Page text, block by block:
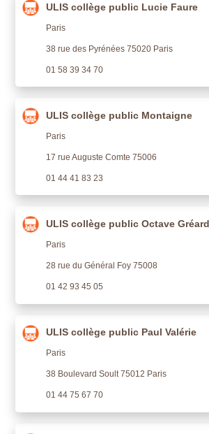
ULIS collège public Lucie Faure
Paris
38 rue des Pyrénées 75020 Paris
01 58 39 34 70
ULIS collège public Montaigne
Paris
17 rue Auguste Comte 75006
01 44 41 83 23
ULIS collège public Octave Gréard
Paris
28 rue du Général Foy 75008
01 42 93 45 05
ULIS collège public Paul Valérie
Paris
38 Boulevard Soult 75012 Paris
01 44 75 67 70